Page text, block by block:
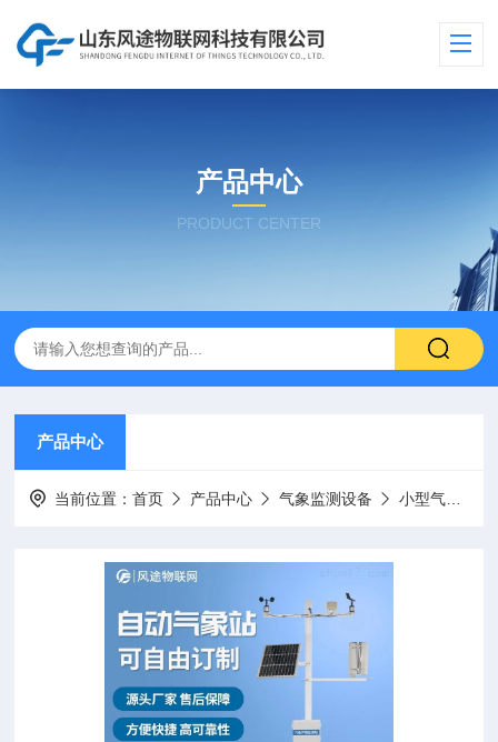
产品中心
PRODUCT CENTER
产品中心
当前位置：首页 产品中心 气象监测设备 小型气象站